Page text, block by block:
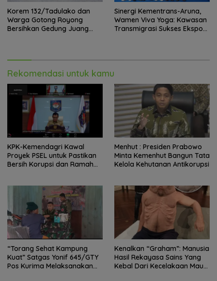
Korem 132/Tadulako dan
Warga Gotong Royong
Bersihkan Gedung Juang
Sinergi Kementrans-Aruna,
Wamen Viva Yoga: Kawasan
Transmigrasi Sukses Ekspor
Rekomendasi untuk kamu
KPK-Kemendagri Kawal
Proyek PSEL untuk Pastikan
Bersih Korupsi dan Ramah
Menhut : Presiden Prabowo
Minta Kemenhut Bangun Tata
Kelola Kehutanan Antikorupsi
“Torang Sehat Kampung
Kuat” Satgas Yonif 645/GTY
Pos Kurima Melaksanakan
Kenalkan “Graham”: Manusia
Hasil Rekayasa Sains Yang
Kebal Dari Kecelakaan Maut